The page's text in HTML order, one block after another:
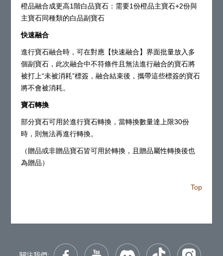
橙品融合成更高1階白品寶石：需要1份橙品主寶石+2份與
主寶石同種類的白品副寶石
快速融合
進行寶石融合時，可在對應【快速融合】界面批量放入多
個副寶石，此次融合中不符條件且無法進行融合的寶石將
被打上“未被消耗”標簽，融合結束後，攜帶這些標簽的寶石
將不會被消耗。
寶石轉換
部分寶石可用於進行寶石轉換，當轉換數量達上限30份
時，則無法再進行轉換。
（贈品或非贈品寶石皆可用於轉換，且贈品屬性轉換後也
為贈品）
Top